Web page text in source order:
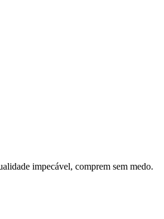
impecável, comprem sem medo.